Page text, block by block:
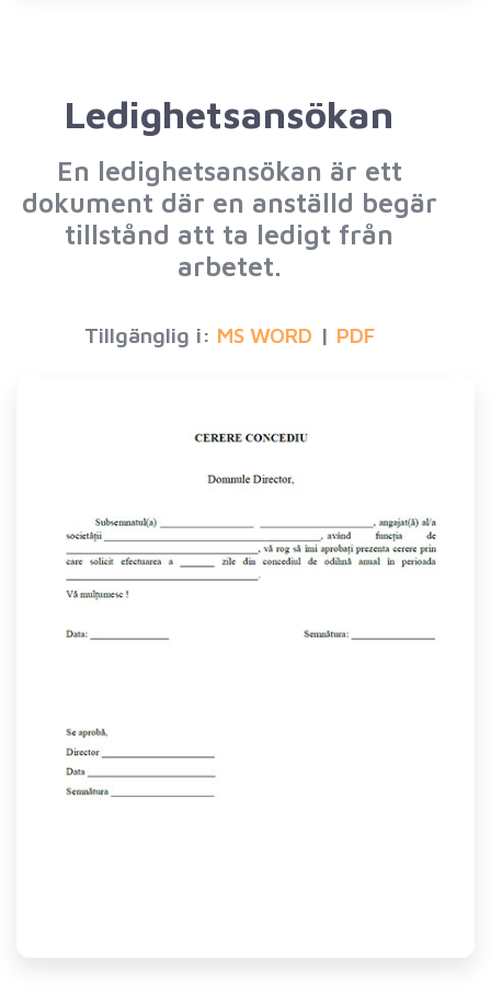
Ledighetsansökan
En ledighetsansökan är ett
dokument där en anställd begär
tillstånd att ta ledigt från
arbetet.
Tillgänglig i: MS WORD | PDF